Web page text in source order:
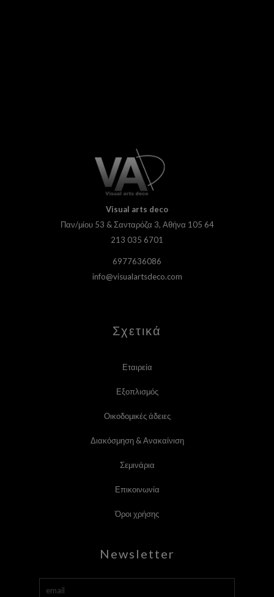
Visual arts deco
Παν/μίου 53 & Σανταρόζα 3, Αθήνα 105 64
213 035 6701
6977636086
info@visualartsdeco.com
Σχετικά
Εταιρεία
Εξοπλισμός
Οικοδομικές άδειες
Διακόσμηση & Ανακαίνιση
Σεμινάρια
Επικοινωνία
Όροι χρήσης
Newsletter